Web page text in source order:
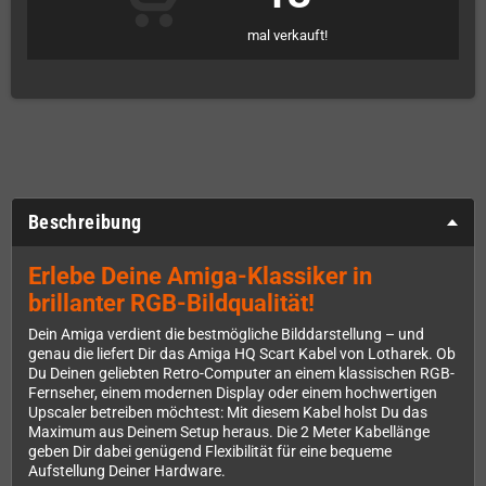
mal verkauft!
Beschreibung
Erlebe Deine Amiga-Klassiker in
brillanter RGB-Bildqualität!
Dein Amiga verdient die bestmögliche Bilddarstellung – und
genau die liefert Dir das Amiga HQ Scart Kabel von Lotharek. Ob
Du Deinen geliebten Retro-Computer an einem klassischen RGB-
Fernseher, einem modernen Display oder einem hochwertigen
Upscaler betreiben möchtest: Mit diesem Kabel holst Du das
Maximum aus Deinem Setup heraus. Die 2 Meter Kabellänge
geben Dir dabei genügend Flexibilität für eine bequeme
Aufstellung Deiner Hardware.